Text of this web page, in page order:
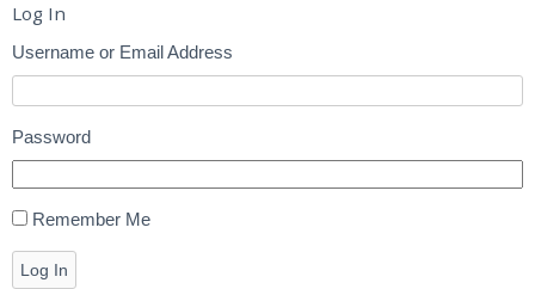
Log In
Username or Email Address
Password
Remember Me
Log In